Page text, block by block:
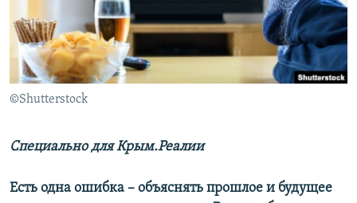
ПОБЕДИТЕЛЕЙ НЕ СУДЯТ?
КРЫМ.НЕПОКОРЕННЫЙ
ELIFBE
УКРАИНСКАЯ ПРОБЛЕМА КРЫМА
ПРИСОЕДИНЯЙТЕСЬ!
©Shutterstock
Специально для Крым.Реалии
Есть одна ошибка – объяснять прошлое и будущее